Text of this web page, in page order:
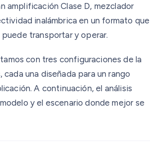
amplificación Clase D, mezclador
inalámbrica en un formato que
puede transportar y operar.
con tres configuraciones de la
una diseñada para un rango
A continuación, el análisis
y el escenario donde mejor se